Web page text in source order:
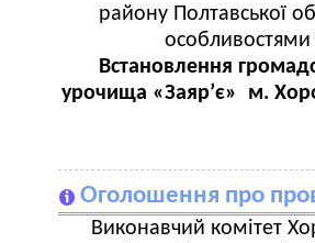
району Полтавської
особливостями
Встановлення
урочища «Заяр’є» м.
Оголошення про
Виконавчий комітет